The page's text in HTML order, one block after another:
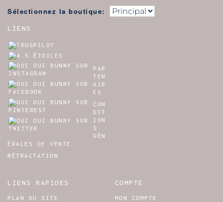
Sélectionnez la boutique:
LIENS
PAR
TEN
AIR
ES
CON
DIT
ION
S
GÉN
ÉRALES DE VENTE
RÉTRACTATION
LIENS RAPIDES
PLAN DU SITE
COMPTE
MON COMPTE